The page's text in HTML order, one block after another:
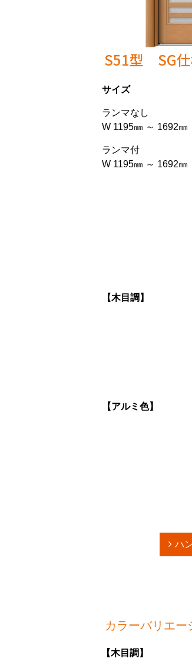
S51型 SG
サイズ
ランマなし
W 1195㎜ ～ 1692
ランマ付
W 1195㎜ ～ 1692
【木目調】
【アルミ色】
ハ
カラーバリエー
【木目調】